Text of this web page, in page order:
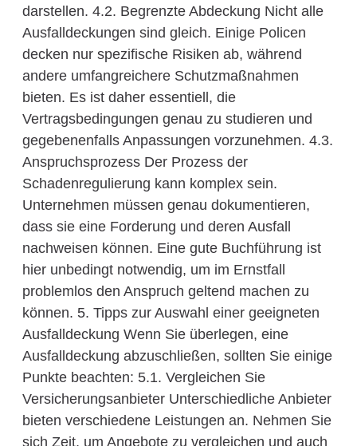
darstellen. 4.2. Begrenzte Abdeckung Nicht alle
Ausfalldeckungen sind gleich. Einige Policen
decken nur spezifische Risiken ab, während
andere umfangreichere Schutzmaßnahmen
bieten. Es ist daher essentiell, die
Vertragsbedingungen genau zu studieren und
gegebenenfalls Anpassungen vorzunehmen. 4.3.
Anspruchsprozess Der Prozess der
Schadenregulierung kann komplex sein.
Unternehmen müssen genau dokumentieren,
dass sie eine Forderung und deren Ausfall
nachweisen können. Eine gute Buchführung ist
hier unbedingt notwendig, um im Ernstfall
problemlos den Anspruch geltend machen zu
können. 5. Tipps zur Auswahl einer geeigneten
Ausfalldeckung Wenn Sie überlegen, eine
Ausfalldeckung abzuschließen, sollten Sie einige
Punkte beachten: 5.1. Vergleichen Sie
Versicherungsanbieter Unterschiedliche Anbieter
bieten verschiedene Leistungen an. Nehmen Sie
sich Zeit, um Angebote zu vergleichen und auch